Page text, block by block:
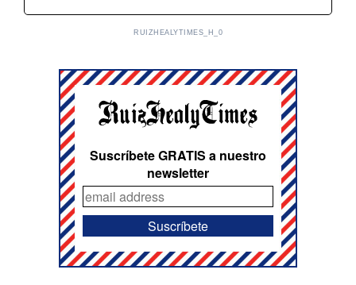
RUIZHEALYTIMES_H_0
Suscríbete GRATIS a nuestro
newsletter